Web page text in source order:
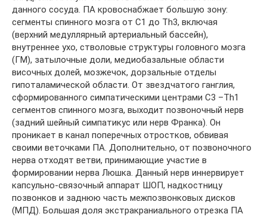
данного сосуда. ПА кровоснабжает большую зону:
сегменты спинного мозга от С1 до Th3, включая
(верхний медуллярный артериальный бассейн),
внутреннее ухо, стволовые структуры головного мозга
(ГМ), затылочные доли, медиобазальные области
височных долей, мозжечок, дорзальные отделы
гипоталамической области. От звездчатого ганглия,
сформированного симпатическими центрами С3 –Th1
сегментов спинного мозга, выходит позвоночный нерв
(задний шейный симпатикус или нерв Франка). Он
проникает в канал поперечных отростков, обвивая
своими веточками ПА. Дополнительно, от позвоночного
нерва отходят ветви, принимающие участие в
формировании нерва Люшка. Данный нерв иннервирует
капсульно-связочный аппарат ШОП, надкостницу
позвонков и заднюю часть межпозвонковых дисков
(МПД). Большая доля экстракраниального отрезка ПА